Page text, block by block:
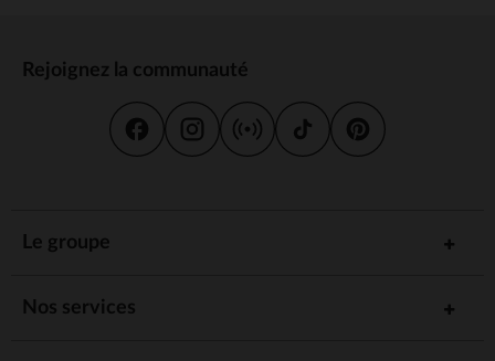
Rejoignez la communauté
Le groupe
Nos services